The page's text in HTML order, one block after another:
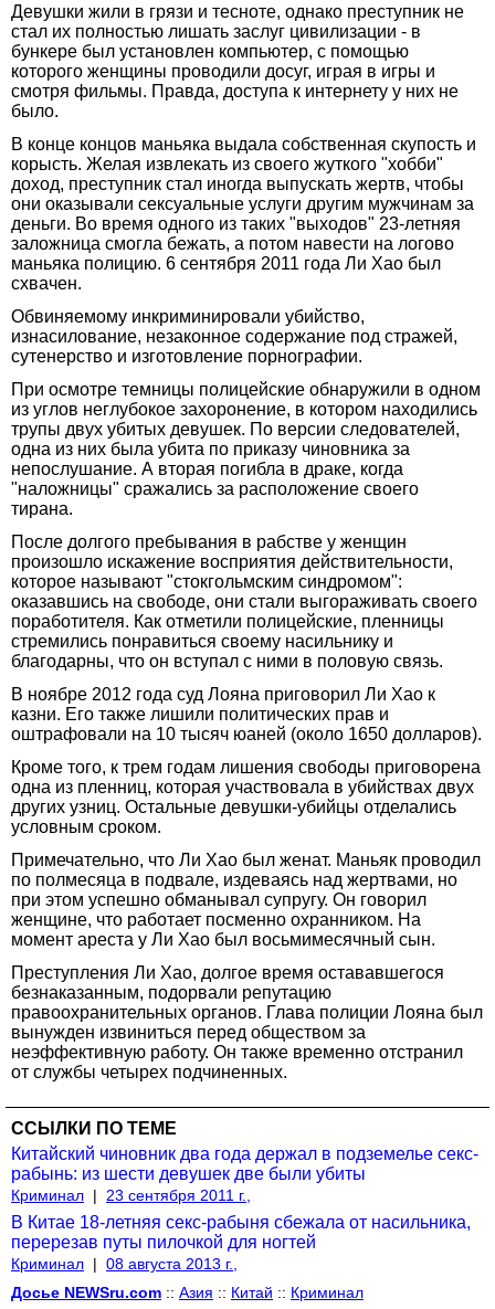
Девушки жили в грязи и тесноте, однако преступник не
стал их полностью лишать заслуг цивилизации - в
бункере был установлен компьютер, с помощью
которого женщины проводили досуг, играя в игры и
смотря фильмы. Правда, доступа к интернету у них не
было.
В конце концов маньяка выдала собственная скупость и
корысть. Желая извлекать из своего жуткого "хобби"
доход, преступник стал иногда выпускать жертв, чтобы
они оказывали сексуальные услуги другим мужчинам за
деньги. Во время одного из таких "выходов" 23-летняя
заложница смогла бежать, а потом навести на логово
маньяка полицию. 6 сентября 2011 года Ли Хао был
схвачен.
Обвиняемому инкриминировали убийство,
изнасилование, незаконное содержание под стражей,
сутенерство и изготовление порнографии.
При осмотре темницы полицейские обнаружили в одном
из углов неглубокое захоронение, в котором находились
трупы двух убитых девушек. По версии следователей,
одна из них была убита по приказу чиновника за
непослушание. А вторая погибла в драке, когда
"наложницы" сражались за расположение своего
тирана.
После долгого пребывания в рабстве у женщин
произошло искажение восприятия действительности,
которое называют "стокгольмским синдромом":
оказавшись на свободе, они стали выгораживать своего
поработителя. Как отметили полицейские, пленницы
стремились понравиться своему насильнику и
благодарны, что он вступал с ними в половую связь.
В ноябре 2012 года суд Лояна приговорил Ли Хао к
казни. Его также лишили политических прав и
оштрафовали на 10 тысяч юаней (около 1650 долларов).
Кроме того, к трем годам лишения свободы приговорена
одна из пленниц, которая участвовала в убийствах двух
других узниц. Остальные девушки-убийцы отделались
условным сроком.
Примечательно, что Ли Хао был женат. Маньяк проводил
по полмесяца в подвале, издеваясь над жертвами, но
при этом успешно обманывал супругу. Он говорил
женщине, что работает посменно охранником. На
момент ареста у Ли Хао был восьмимесячный сын.
Преступления Ли Хао, долгое время остававшегося
безнаказанным, подорвали репутацию
правоохранительных органов. Глава полиции Лояна был
вынужден извиниться перед обществом за
неэффективную работу. Он также временно отстранил
от службы четырех подчиненных.
ССЫЛКИ ПО ТЕМЕ
Китайский чиновник два года держал в подземелье секс-
рабынь: из шести девушек две были убиты
Криминал | 23 сентября 2011 г.,
В Китае 18-летняя секс-рабыня сбежала от насильника,
перерезав путы пилочкой для ногтей
Криминал | 08 августа 2013 г.,
Досье NEWSru.com :: Азия :: Китай :: Криминал